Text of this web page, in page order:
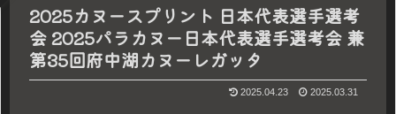
2025カヌースプリント 日本代表選手選考
会 2025パラカヌー日本代表選手選考会 兼
第35回府中湖カヌーレガッタ
2025.04.23 2025.03.31